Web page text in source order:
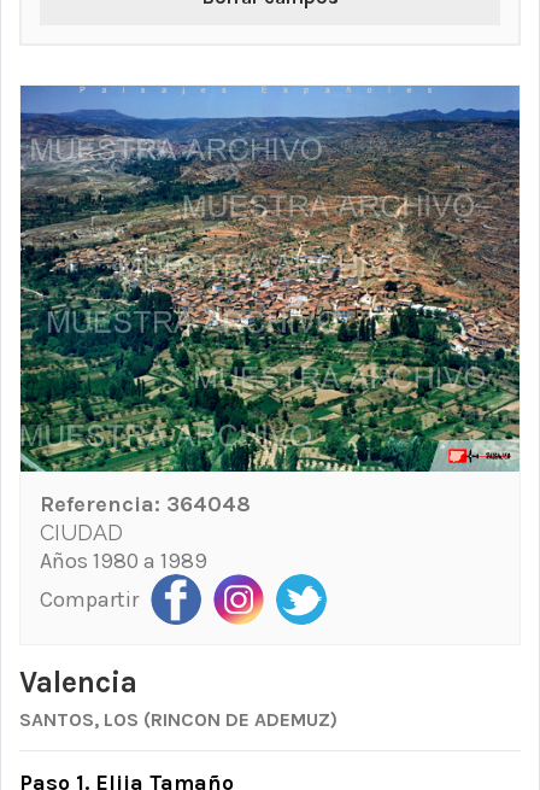
Referencia: 364048
CIUDAD
Años 1980 a 1989
Compartir
Valencia
SANTOS, LOS (RINCON DE ADEMUZ)
Paso 1. Elija Tamaño